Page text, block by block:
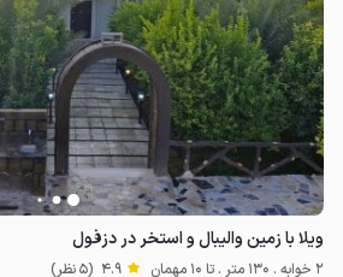
ویلا با زمین والیبال و استخر در دزفول
2 خوابه . 130 متر . تا 10 مهمان 4.9 (5 نظر)